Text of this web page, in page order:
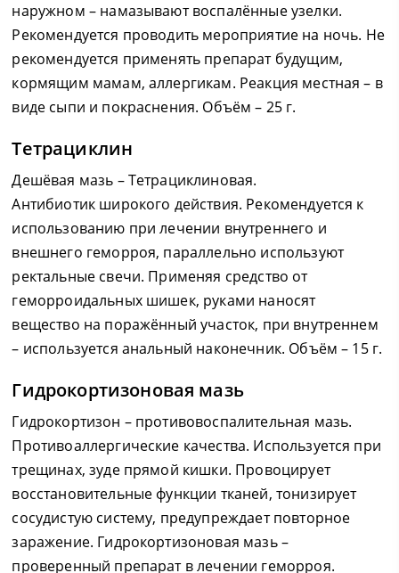
наружном – намазывают воспалённые узелки.
Рекомендуется проводить мероприятие на ночь. Не
рекомендуется применять препарат будущим,
кормящим мамам, аллергикам. Реакция местная – в
виде сыпи и покраснения. Объём – 25 г.
Тетрациклин
Дешёвая мазь – Тетрациклиновая.
Антибиотик широкого действия. Рекомендуется к
использованию при лечении внутреннего и
внешнего геморроя, параллельно используют
ректальные свечи. Применяя средство от
геморроидальных шишек, руками наносят
вещество на поражённый участок, при внутреннем
– используется анальный наконечник. Объём – 15 г.
Гидрокортизоновая мазь
Гидрокортизон – противовоспалительная мазь.
Противоаллергические качества. Используется при
трещинах, зуде прямой кишки. Провоцирует
восстановительные функции тканей, тонизирует
сосудистую систему, предупреждает повторное
заражение. Гидрокортизоновая мазь –
проверенный препарат в лечении геморроя.